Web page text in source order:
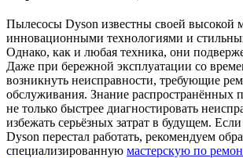
Пылесосы Dyson известны своей высокой
инновационными технологиями и
Однако, как и любая техника, они
Даже при бережной эксплуатации со
возникнуть неисправности, требующие
обслуживания. Знание распространённых
не только быстрее диагностировать
избежать серьёзных затрат в будущем.
Dyson перестал работать, рекомендуем
специализированную мастерскую по